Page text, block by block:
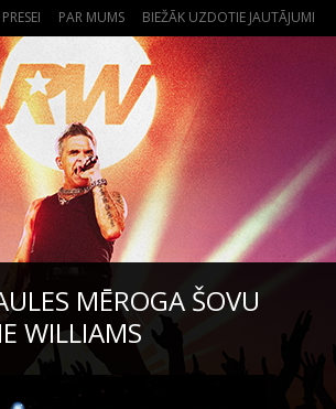
PRESEI PAR MUMS BIEŽĀK UZDOTIE JAUTĀJUMI
MĒROGA ŠOVU
WILLIAMS